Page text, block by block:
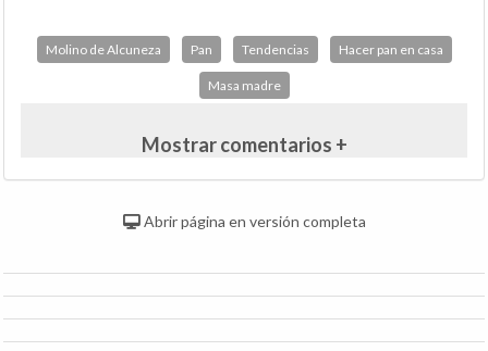
Molino de Alcuneza Pan Tendencias Hacer pan en casa
Masa madre
Mostrar comentarios +
Abrir página en versión completa